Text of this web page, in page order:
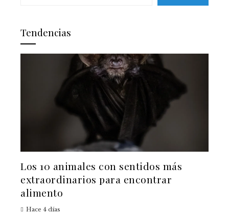
Tendencias
Los 10 animales con sentidos más
extraordinarios para encontrar
alimento
Hace 4 días